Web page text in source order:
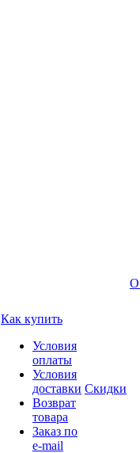
Как купить
Условия
оплаты
Условия
доставки
Возврат
товара
Заказ по
e-mail
Скидки
О